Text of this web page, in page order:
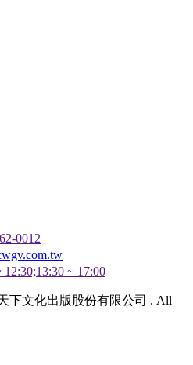
0012
~ 17:00
下文化出版股份有限公司 . All